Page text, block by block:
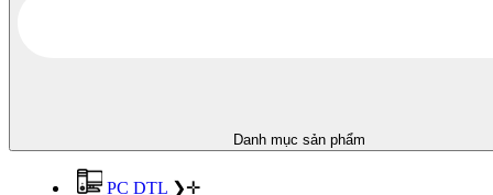
Danh mục sản phẩm
PC DTL ❯✛